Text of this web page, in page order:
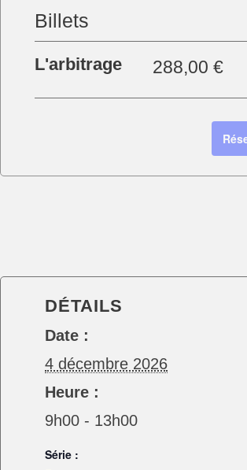
DÉTAILS
Date :
4 décembre 2026
Heure :
9h00 - 13h00
Série :
Billets
L'arbitrage 288,00 €